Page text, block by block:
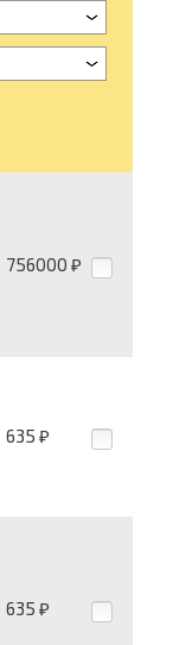
756000 ₽
635 ₽
635 ₽